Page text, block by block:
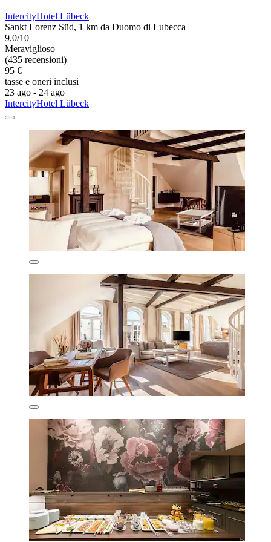
IntercityHotel Lübeck
Sankt Lorenz Süd, 1 km da Duomo di Lubecca
9,0/10
Meraviglioso
(435 recensioni)
95 €
tasse e oneri inclusi
23 ago - 24 ago
IntercityHotel Lübeck